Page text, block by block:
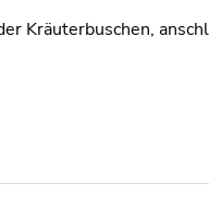
Kräuterbuschen,